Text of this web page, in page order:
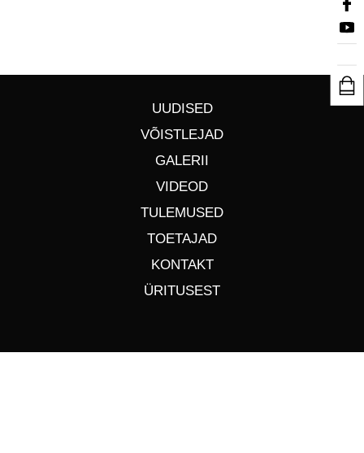
UUDISED
VÕISTLEJAD
GALERII
VIDEOD
TULEMUSED
TOETAJAD
KONTAKT
ÜRITUSEST